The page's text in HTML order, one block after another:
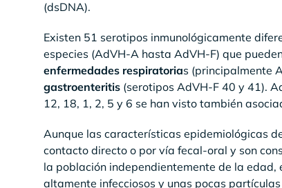
(dsDNA).
Existen 51 serotipos inmunológicamente
especies (AdVH-A hasta AdVH-F) que
enfermedades respiratorias (principalmente
gastroenteritis(serotipos AdVH-F 40 y 41).
12, 18, 1, 2, 5 y 6 se han visto también
Aunque las características epidemiológicas
contacto directo o por vía fecal-oral y son
la población independientemente de la edad,
altamente infecciosos y unas pocas